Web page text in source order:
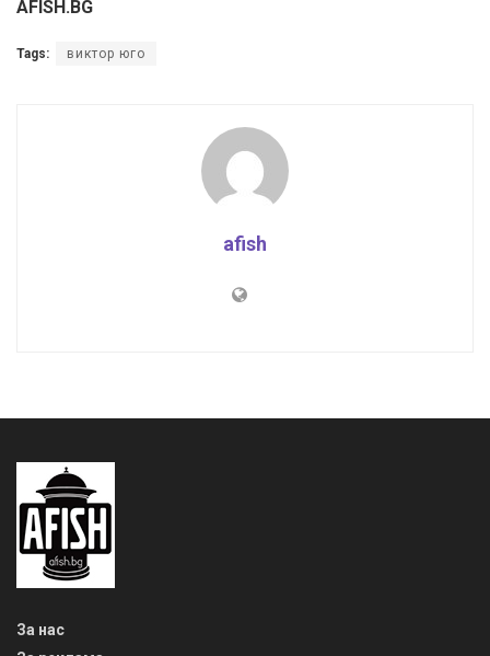
AFISH.BG
Tags: виктор юго
afish
За нас